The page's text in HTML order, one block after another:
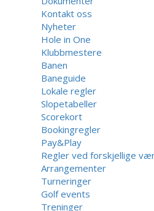
Kontakt oss
Nyheter
Hole in One
Klubbmestere
Banen
Baneguide
Lokale regler
Slopetabeller
Scorekort
Bookingregler
Pay&Play
Regler ved forskjellige
Arrangementer
Turneringer
Golf events
Treninger